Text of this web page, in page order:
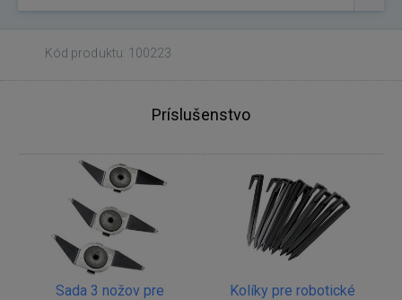
Kód produktu: 100223
Príslušenstvo
Sada 3 nožov pre
Kolíky pre robotické